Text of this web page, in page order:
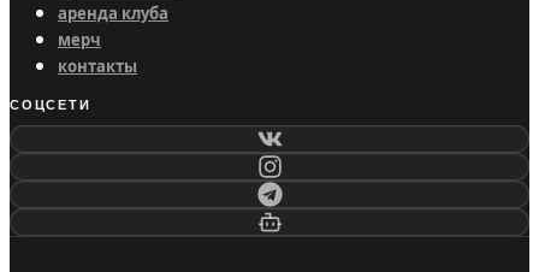
аренда клуба
мерч
контакты
СОЦСЕТИ